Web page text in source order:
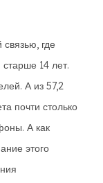
где
14 лет.
А из 57,2
почти столько
А как
этого